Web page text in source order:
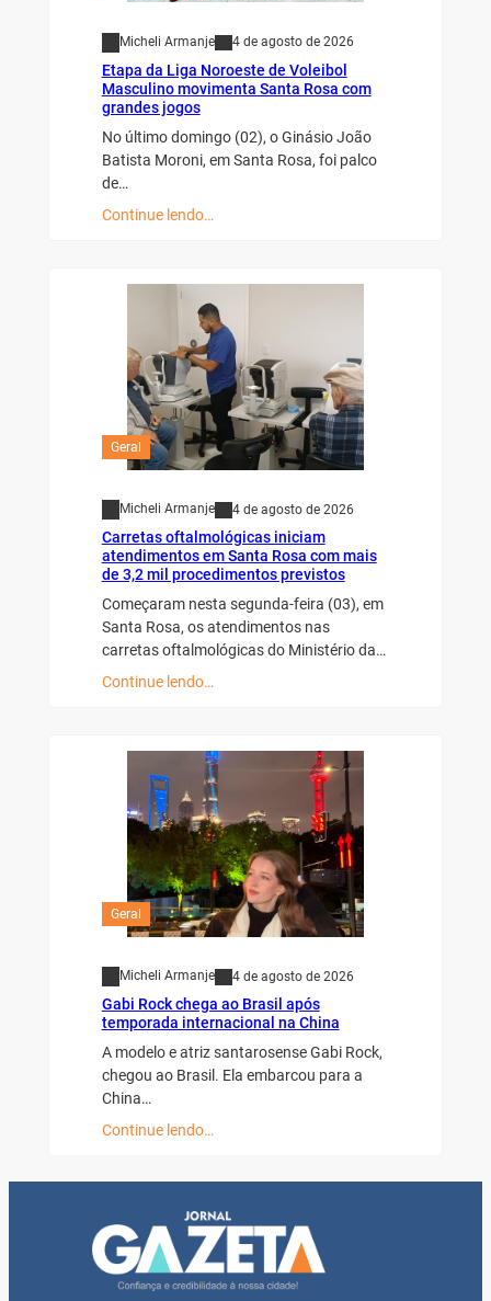
Micheli Armanje 4 de agosto de 2026
Etapa da Liga Noroeste de Voleibol
Masculino movimenta Santa Rosa com
grandes jogos
No último domingo (02), o Ginásio João
Batista Moroni, em Santa Rosa, foi palco
de…
Continue lendo…
Geral
Micheli Armanje 4 de agosto de 2026
Carretas oftalmológicas iniciam
atendimentos em Santa Rosa com mais
de 3,2 mil procedimentos previstos
Começaram nesta segunda-feira (03), em
Santa Rosa, os atendimentos nas
carretas oftalmológicas do Ministério da…
Continue lendo…
Geral
Micheli Armanje 4 de agosto de 2026
Gabi Rock chega ao Brasil após
temporada internacional na China
A modelo e atriz santarosense Gabi Rock,
chegou ao Brasil. Ela embarcou para a
China…
Continue lendo…